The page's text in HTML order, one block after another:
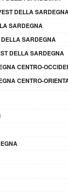
DELLA
SARDEGNA
SARDEGNA
DELLA SARDEGNA
CENTRO-
CENTRO-